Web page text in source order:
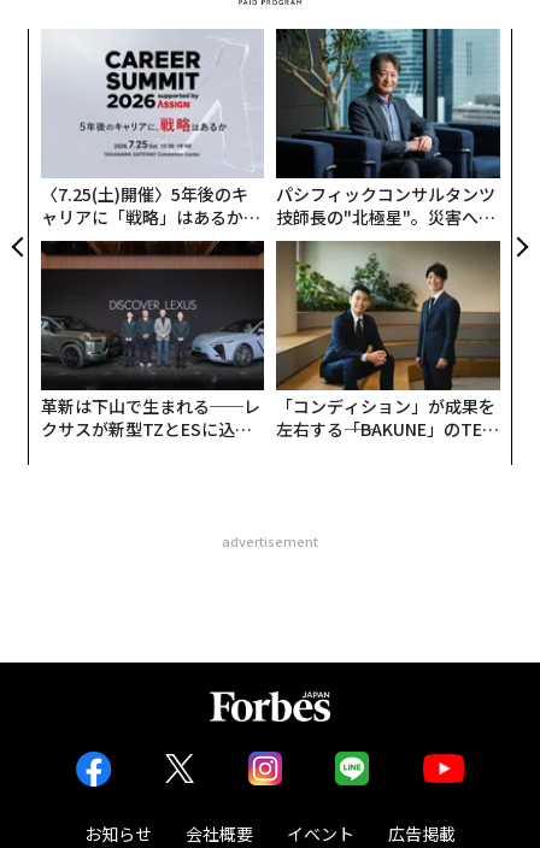
〈7.25(土)開催〉5年後のキ
ャリアに「戦略」はあるか。
トップエグゼクティブのキャ
リアに触れる1日│CAREER S
パシフィックコンサルタンツ
技師長の"北極星"。災害への
無力感を乗り越え見つけた、
防災一筋20年の答え
革新は下山で生まれる──レ
クサスが新型TZとESに込め
「コンディション」が成果を
左右する――「BAKUNE」のTEN
advertisement
お知らせ 会社概要 イベント 広告掲載